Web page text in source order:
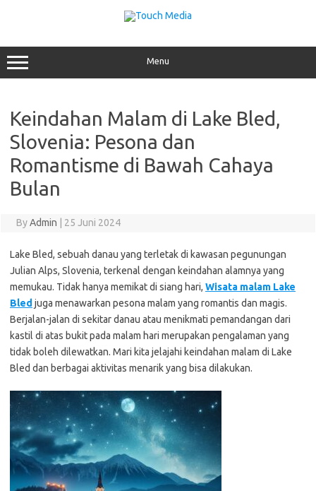
Menu
Keindahan Malam di Lake Bled,
Slovenia: Pesona dan
Romantisme di Bawah Cahaya
Bulan
ByAdmin 25 Juni 2024
Lake Bled, sebuah danau yang terletak di kawasan pegunungan
Julian Alps, Slovenia, terkenal dengan keindahan alamnya yang
memukau. Tidak hanya memikat di siang hari, Wisata malam Lake
Bled juga menawarkan pesona malam yang romantis dan magis.
Berjalan-jalan di sekitar danau atau menikmati pemandangan dari
kastil di atas bukit pada malam hari merupakan pengalaman yang
tidak boleh dilewatkan. Mari kita jelajahi keindahan malam di Lake
Bled dan berbagai aktivitas menarik yang bisa dilakukan.